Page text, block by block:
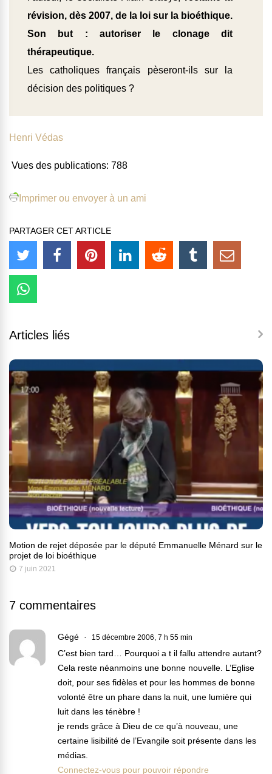
révision, dès 2007, de la loi sur la bioéthique.
Son but : autoriser le clonage dit
thérapeutique.
Les catholiques français pèseront-ils sur la
décision des politiques ?
Henri Védas
Vues des publications: 788
Imprimer ou envoyer à un ami
PARTAGER CET ARTICLE
Articles liés
Motion de rejet déposée par le député Emmanuelle Ménard sur le
projet de loi bioéthique
7 juin 2021
7 commentaires
Gégé 15 décembre 2006, 7 h 55 min
C’est bien tard… Pourquoi a t il fallu attendre autant?
Cela reste néanmoins une bonne nouvelle. L’Eglise
doit, pour ses fidèles et pour les hommes de bonne
volonté être un phare dans la nuit, une lumière qui
luit dans les ténèbre !
je rends grâce à Dieu de ce qu’à nouveau, une
certaine lisibilité de l’Evangile soit présente dans les
médias.
Connectez-vous pour pouvoir répondre